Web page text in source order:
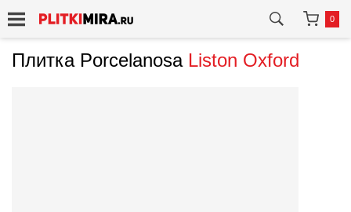
0
Плитка Porcelanosa Liston Oxford